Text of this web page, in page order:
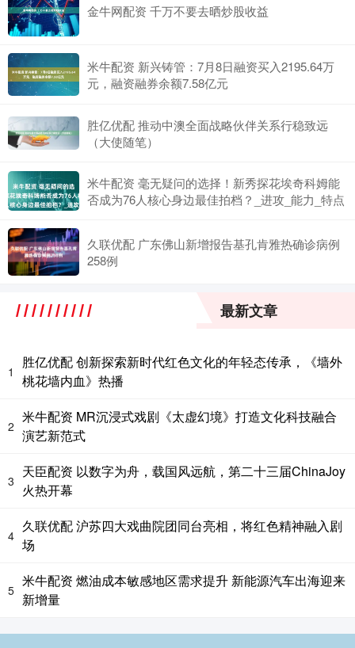
金牛网配资 千万不要去晒炒股收益
米牛配资 新兴铸管：7月8日融资买入2195.64万
元，融资融券余额7.58亿元
胜亿优配 推动中澳全面战略伙伴关系行稳致远
（大使随笔）
米牛配资 毫无疑问的选择！新秀探花埃奇科姆能
否成为76人核心身边最佳拍档？_进攻_能力_特点
久联优配 广东佛山新增报告基孔肯雅热确诊病例
258例
最新文章
1
胜亿优配 创新探索新时代红色文化的年轻态传承，《墙外
桃花墙内血》热播
2
米牛配资 MR沉浸式戏剧《太虚幻境》打造文化科技融合
演艺新范式
3
天臣配资 以数字为舟，载国风远航，第二十三届ChinaJoy
火热开幕
4
久联优配 沪苏四大戏曲院团同台亮相，将红色精神融入剧
场
5
米牛配资 燃油成本敏感地区需求提升 新能源汽车出海迎来
新增量